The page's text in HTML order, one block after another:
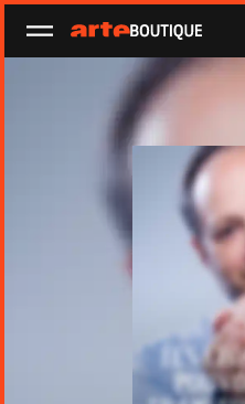
Ouvrir le menu